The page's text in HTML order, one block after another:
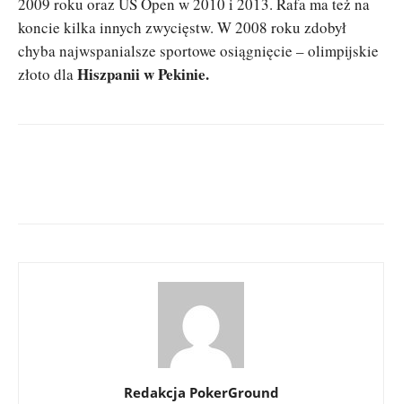
koncie kilka innych zwycięstw. W 2008 roku zdobył
chyba najwspanialsze sportowe osiągnięcie – olimpijskie
złoto dlaHiszpanii w Pekinie.
Redakcja PokerGround